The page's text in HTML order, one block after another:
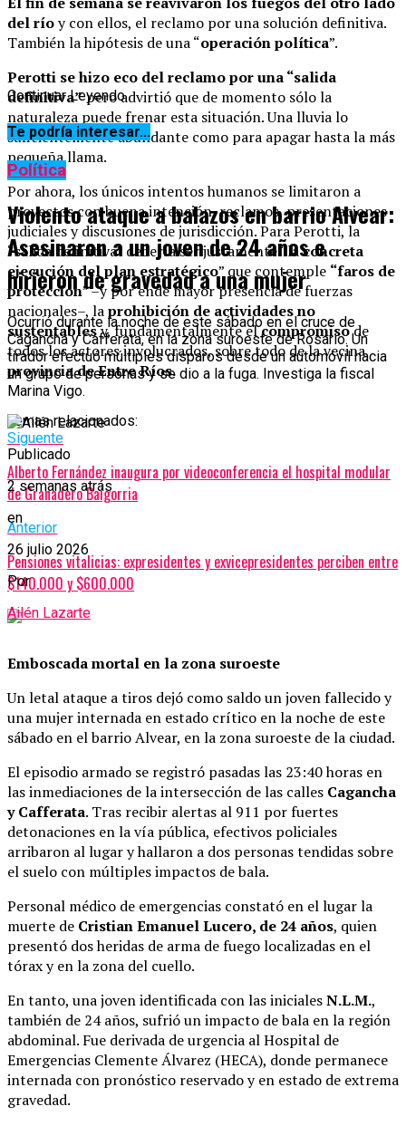
del ríoy con ellos, el reclamo por una solución definitiva.
También la hipótesis de una “operación política”.
Perotti se hizo eco del reclamo por una “salida
definitiva”pero advirtió que de momento sólo la
naturaleza puede frenar esta situación. Una lluvia lo
suficientemente abundante como para apagar hasta la más
pequeña llama.
Por ahora, los únicos intentos humanos se limitaron a
proyectos con buena intención, reclamos, presentaciones
judiciales y discusiones de jurisdicción. Para Perotti, la
“salida definitiva” debería ser justamente “laconcreta
ejecución del plan estratégico” que contemple “faros de
protección” –y por ende mayor presencia de fuerzas
nacionales–, laprohibición de actividades no
sustentablesy, fundamentalmente elcompromisode
todos los actores involucrados, sobre todo de la vecina
provincia de Entre Ríos.
Temas relacionados:
Siguente
Alberto Fernández inaugura por videoconferencia el hospital modular
de Granadero Baigorria
Anterior
Pensiones vitalicias: expresidentes y exvicepresidentes perciben entre
$140.000 y $600.000
Continuar Leyendo
Te podría interesar...
Política
Violento ataque a balazos en barrio Alvear:
Asesinaron a un joven de 24 años e
hirieron de gravedad a una mujer
Ocurrió durante la noche de este sábado en el cruce de
Cagancha y Cafferata, en la zona suroeste de Rosario. Un
tirador efectuó múltiples disparos desde un automóvil hacia
un grupo de personas y se dio a la fuga. Investiga la fiscal
Marina Vigo.
Publicado
2 semanas atrás
en
26 julio 2026
Por
Ailén Lazarte
Emboscada mortal en la zona suroeste
Un letal ataque a tiros dejó como saldo un joven fallecido y
una mujer internada en estado crítico en la noche de este
sábado en el barrio Alvear, en la zona suroeste de la ciudad.
El episodio armado se registró pasadas las 23:40 horas en
las inmediaciones de la intersección de las calles Cagancha
y Cafferata. Tras recibir alertas al 911 por fuertes
detonaciones en la vía pública, efectivos policiales
arribaron al lugar y hallaron a dos personas tendidas sobre
el suelo con múltiples impactos de bala.
Personal médico de emergencias constató en el lugar la
muerte de Cristian Emanuel Lucero, de 24 años, quien
presentó dos heridas de arma de fuego localizadas en el
tórax y en la zona del cuello.
En tanto, una joven identificada con las inicialesN.L.M.,
también de 24 años, sufrió un impacto de bala en la región
abdominal. Fue derivada de urgencia al Hospital de
Emergencias Clemente Álvarez (HECA), donde permanece
internada con pronóstico reservado y en estado de extrema
gravedad.